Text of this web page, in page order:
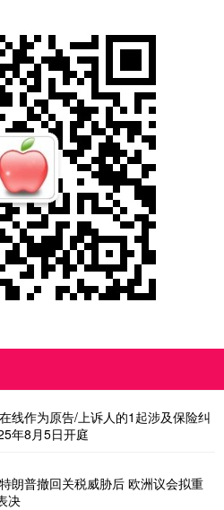
线作为原告/上诉人的1起涉及保险纠
年8月5日开庭
朗普撤回关税威胁后 欧洲议会拟重
决